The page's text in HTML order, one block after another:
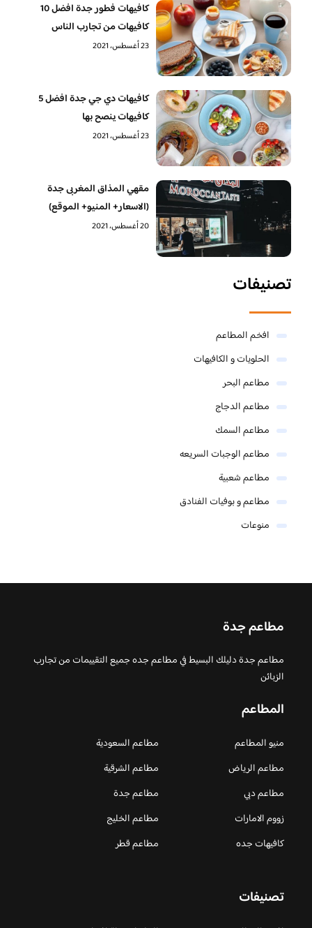
كافيهات فطور جدة افضل 10
كافيهات من تجارب الناس
23 أغسطس، 2021
كافيهات دي جي جدة افضل 5
كافيهات ينصح بها
23 أغسطس، 2021
مقهي المذاق المغربى جدة
(الاسعار+ المنيو+ الموقع)
20 أغسطس، 2021
تصنيفات
افخم المطاعم
الحلويات و الكافيهات ‎
مطاعم البحر
مطاعم الدجاج
مطاعم السمك
مطاعم الوجبات السريعه
مطاعم شعبية
مطاعم و بوفيات الفنادق
منوعات
مطاعم جدة
مطاعم جدة دليلك البسيط في مطاعم جده جميع التقييمات من تجارب
الزبائن
المطاعم
منيو المطاعم
مطاعم السعودية
مطاعم الرياض
مطاعم الشرقية
مطاعم دبي
مطاعم جدة
زووم الامارات
مطاعم الخليج
كافيهات جده
مطاعم قطر
تصنيفات